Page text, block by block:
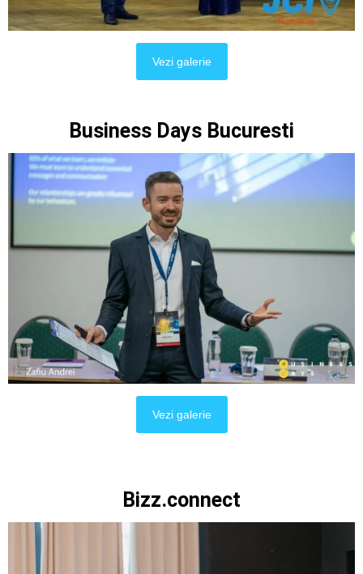
Vezi galerie
Business Days Bucuresti
Vezi galerie
Bizz.connect​